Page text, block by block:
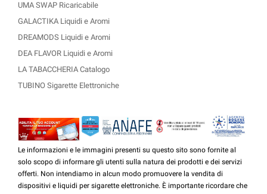
UMA SWAP Ricaricabile
GALACTIKA Liquidi e Aromi
DREAMODS Liquidi e Aromi
DEA FLAVOR Liquidi e Aromi
LA TABACCHERIA Catalogo
TUBINO Sigarette Elettroniche
Le informazioni e le immagini presenti su questo sito sono fornite al
solo scopo di informare gli utenti sulla natura dei prodotti e dei servizi
offerti. Non intendiamo in alcun modo promuovere la vendita di
dispositivi e liquidi per sigarette elettroniche. È importante ricordare che